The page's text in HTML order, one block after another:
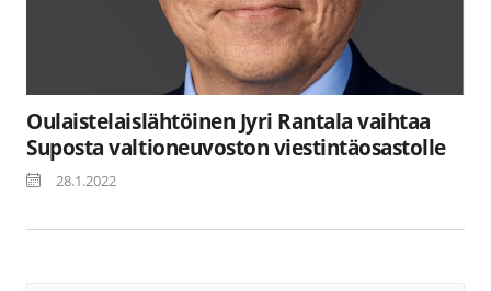
Oulaistelaislähtöinen Jyri Rantala vaihtaa
Suposta valtioneuvoston viestintäosastolle
28.1.2022